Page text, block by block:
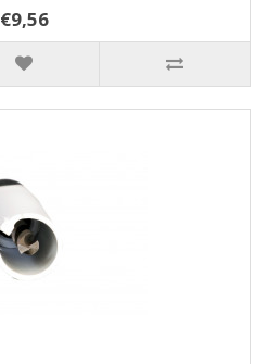
€9,56